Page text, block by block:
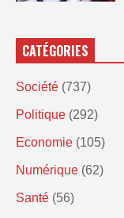
CATÉGORIES
Société (737)
Politique (292)
Economie (105)
Numérique (62)
Santé (56)